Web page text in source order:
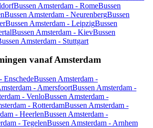
Bussen Amsterdam - RomeBussen
Bussen Amsterdam - NeurenbergBussen
Bussen Amsterdam - LeipzigBussen
Bussen Amsterdam - KievBussen
Amsterdam - Stuttgart
vanaf Amsterdam
EnschedeBussen Amsterdam -
- AmersfoortBussen Amsterdam -
- VenloBussen Amsterdam -
- RotterdamBussen Amsterdam -
- HeerlenBussen Amsterdam -
- TegelenBussen Amsterdam - Arnhem